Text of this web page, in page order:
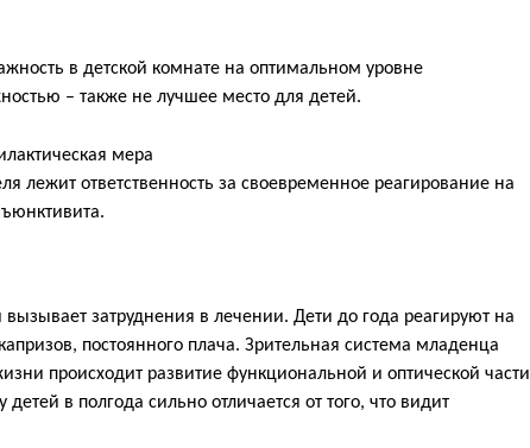
в детской комнате на оптимальном уровне
– также не лучшее место для детей.
мера
лежит ответственность за своевременное реагирование на
затруднения в лечении. Дети до года реагируют на
постоянного плача. Зрительная система младенца
происходит развитие функциональной и оптической части
детей в полгода сильно отличается от того, что видит